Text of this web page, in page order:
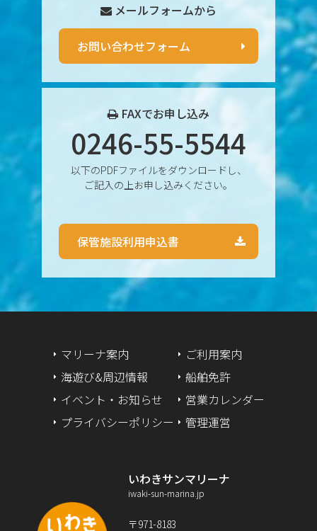
2024年12月
2024年9月
2024年8月
2024年6月
2024年5月
2024年4月
2024年2月
2023年2月
メールフォームから
お問い合わせフォーム
FAXでお申し込み
0246-55-5544
以下のPDFファイルをダウンロードし、
ご記入の上お申し込みください。
保管施設利用申込書
マリーナ案内
海遊び&周辺情報
イベント・お知らせ
プライバシーポリシー
ご利用案内
船舶免許
営業カレンダー
管理運営
いわきサンマリーナ
iwaki-sun-marina.jp
〒971-8183